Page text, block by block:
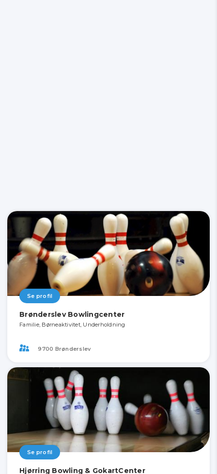
Se profil
Brønderslev Bowlingcenter
Familie, Børneaktivitet, Underholdning
9700 Brønderslev
Se profil
Hjørring Bowling & GokartCenter